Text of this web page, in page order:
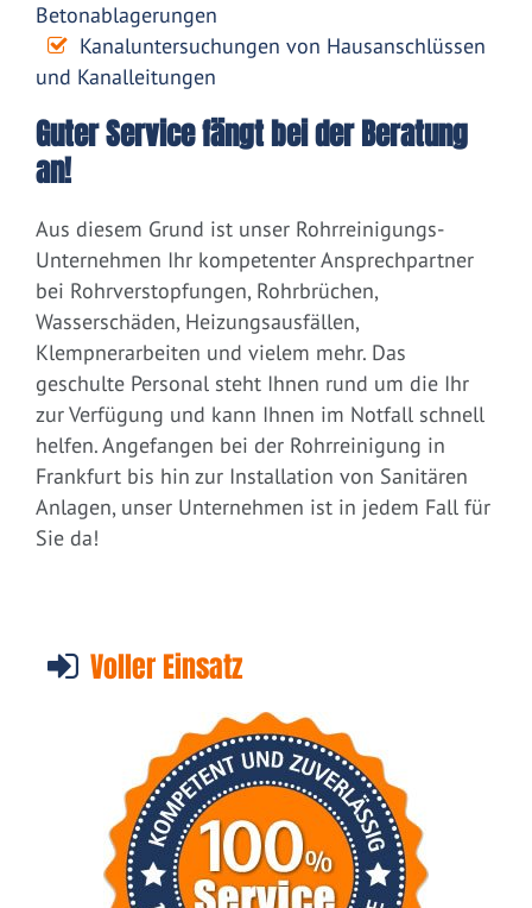
Betonablagerungen
Kanaluntersuchungen von Hausanschlüssen
und Kanalleitungen
Guter Service fängt bei der Beratung
an!
Aus diesem Grund ist unser Rohrreinigungs-
Unternehmen Ihr kompetenter Ansprechpartner
bei Rohrverstopfungen, Rohrbrüchen,
Wasserschäden, Heizungsausfällen,
Klempnerarbeiten und vielem mehr. Das
geschulte Personal steht Ihnen rund um die Ihr
zur Verfügung und kann Ihnen im Notfall schnell
helfen. Angefangen bei der Rohrreinigung in
Frankfurt bis hin zur Installation von Sanitären
Anlagen, unser Unternehmen ist in jedem Fall für
Sie da!
Voller Einsatz